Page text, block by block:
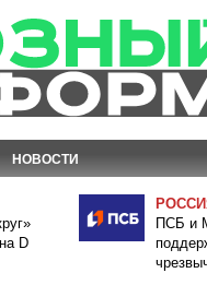
НОВОСТИ
D
ПСБ и